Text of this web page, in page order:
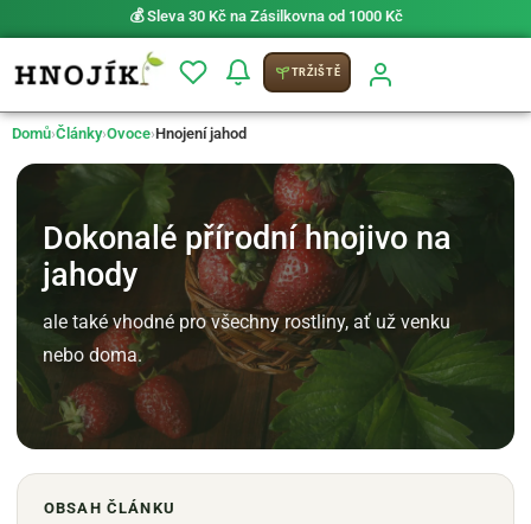
⚡ Možnost PRIO doručení do 24 h
TRŽIŠTĚ
Domů›Články›Ovoce›Hnojení jahod
Dokonalé přírodní hnojivo na
jahody
ale také vhodné pro všechny rostliny, ať už venku
nebo doma.
OBSAH ČLÁNKU